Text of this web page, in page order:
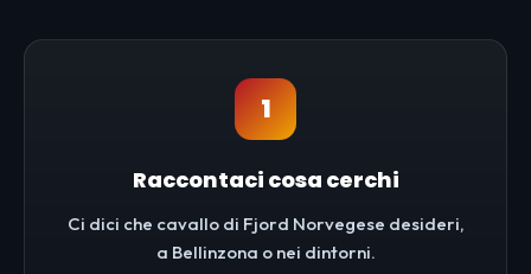
1
Raccontaci cosa cerchi
Ci dici che cavallo di Fjord Norvegese desideri,
a Bellinzona o nei dintorni.